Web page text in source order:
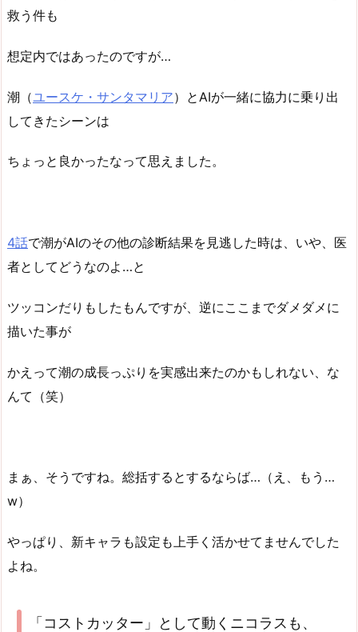
救う件も
想定内ではあったのですが…
潮（ユースケ・サンタマリア）とAIが一緒に協力に乗り出
してきたシーンは
ちょっと良かったなって思えました。
4話で潮がAIのその他の診断結果を見逃した時は、いや、医
者としてどうなのよ…と
ツッコンだりもしたもんですが、逆にここまでダメダメに
描いた事が
かえって潮の成長っぷりを実感出来たのかもしれない、な
んて（笑）
まぁ、そうですね。総括するとするならば…（え、もう…
w）
やっぱり、新キャラも設定も上手く活かせてませんでした
よね。
「コストカッター」として動くニコラスも、